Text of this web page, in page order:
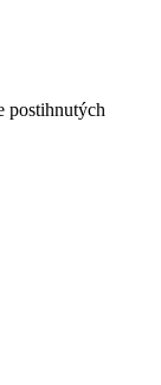
postihnutých